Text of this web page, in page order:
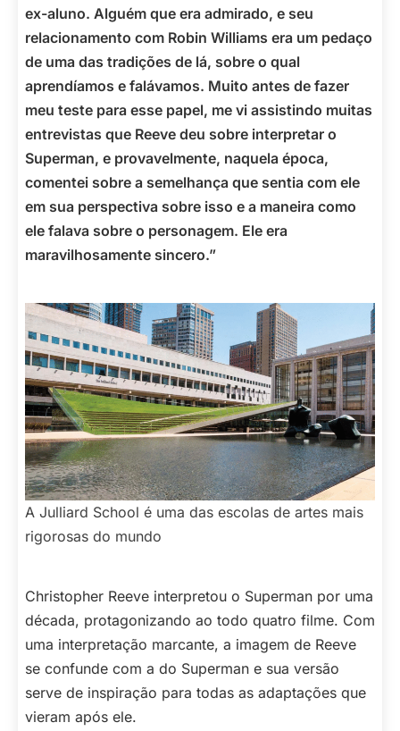
ex-aluno. Alguém que era admirado, e seu
relacionamento com Robin Williams era um pedaço
de uma das tradições de lá, sobre o qual
aprendíamos e falávamos. Muito antes de fazer
meu teste para esse papel, me vi assistindo muitas
entrevistas que Reeve deu sobre interpretar o
Superman, e provavelmente, naquela época,
comentei sobre a semelhança que sentia com ele
em sua perspectiva sobre isso e a maneira como
ele falava sobre o personagem. Ele era
maravilhosamente sincero.”
A Julliard School é uma das escolas de artes mais
rigorosas do mundo
Christopher Reeve interpretou o Superman por uma
década, protagonizando ao todo quatro filme. Com
uma interpretação marcante, a imagem de Reeve
se confunde com a do Superman e sua versão
serve de inspiração para todas as adaptações que
vieram após ele.